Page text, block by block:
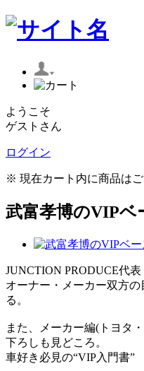
ようこそ
ゲストさん
ログイン
※ 現在カート内に商品はご
武富孝博のVIPベ
JUNCTION PRODUCE代
オーナー・メーカー双方の
る。
また、メーカー編(トヨタ
下ろしも見どころ。
車好き必見の“VIP入門書”